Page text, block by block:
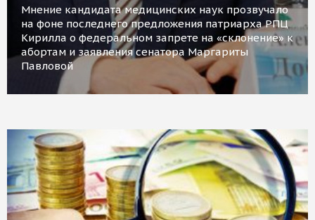
Мнение кандидата медицинских наук прозвучало
на фоне последнего предложения патриарха РПЦ
Кирилла о федеральном запрете на «склонение» к
абортам и заявления сенатора Маргариты
Павловой